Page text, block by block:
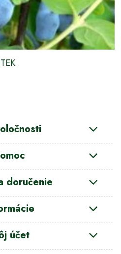
doručenie
účet